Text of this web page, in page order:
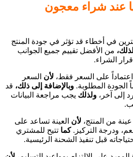
عند شراء معجون
في أخطاء قد تؤثر في جودة المنتج
من الأفضل تقييم جميع الجوانب
قرار الشراء.
اعتماداً على السعر فقط، لأن السعر
الجودة المطلوبة. وبالإضافة إلى ذلك، قد
إلى آخر، ولذلك يجب مراجعة البيانات
من المنتج، لأن العينة تساعد على
ودرجة التركيز.كما تتيح للمشتري
قبل تنفيذ الشحنة الرئيسية.